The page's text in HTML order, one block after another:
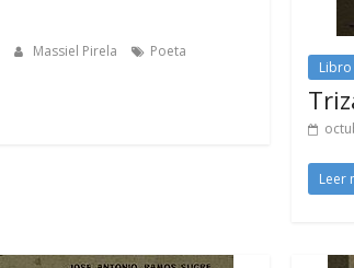
Massiel Pirela Poeta
Libro
Leer